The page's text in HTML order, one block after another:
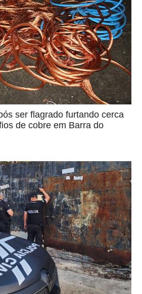
ser flagrado furtando cerca
de cobre em Barra do